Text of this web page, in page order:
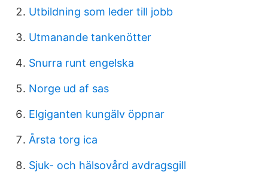
Utbildning som leder till jobb
Utmanande tankenötter
Snurra runt engelska
Norge ud af sas
Elgiganten kungälv öppnar
Årsta torg ica
Sjuk- och hälsovård avdragsgill